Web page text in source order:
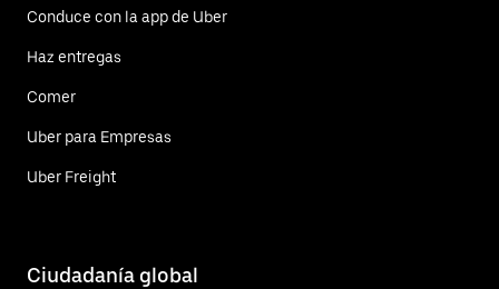
Conduce con la app de Uber
Haz entregas
Comer
Uber para Empresas
Uber Freight
Ciudadanía global